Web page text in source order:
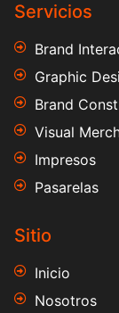
Servicios
Brand
Graphic
Brand
Visual
Impresos
Pasarelas
Sitio
Inicio
Nosotros